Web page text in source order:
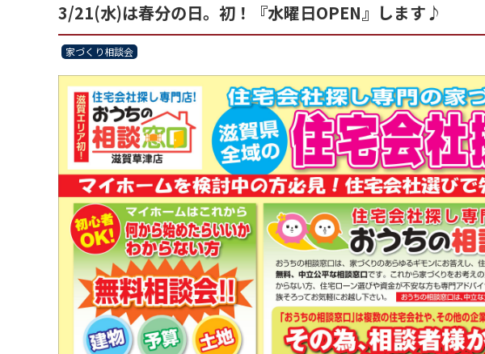
3/21(水)は春分の日。初！『水曜日OPEN』します♪
家づくり相談会